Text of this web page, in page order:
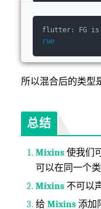
flutter: FG is
rue
所以混合后的类型
总结
Mixins 使我们
可以在同一个
Mixins 不可以
给 Mixins 添加